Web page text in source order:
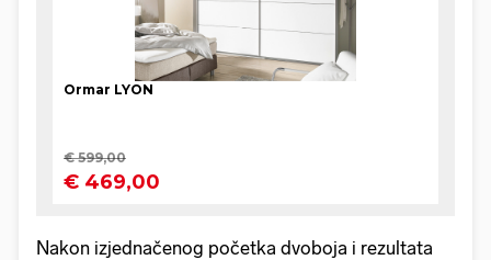
Nakon izjednačenog početka dvoboja i rezultata